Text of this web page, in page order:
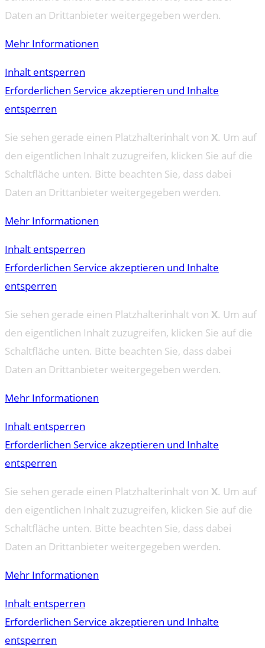
Daten an Drittanbieter weitergegeben werden.
Mehr Informationen
Inhalt entsperren
Erforderlichen Service akzeptieren und Inhalte
entsperren
Sie sehen gerade einen Platzhalterinhalt von X. Um auf
den eigentlichen Inhalt zuzugreifen, klicken Sie auf die
Schaltfläche unten. Bitte beachten Sie, dass dabei
Daten an Drittanbieter weitergegeben werden.
Mehr Informationen
Inhalt entsperren
Erforderlichen Service akzeptieren und Inhalte
entsperren
Sie sehen gerade einen Platzhalterinhalt von X. Um auf
den eigentlichen Inhalt zuzugreifen, klicken Sie auf die
Schaltfläche unten. Bitte beachten Sie, dass dabei
Daten an Drittanbieter weitergegeben werden.
Mehr Informationen
Inhalt entsperren
Erforderlichen Service akzeptieren und Inhalte
entsperren
Sie sehen gerade einen Platzhalterinhalt von X. Um auf
den eigentlichen Inhalt zuzugreifen, klicken Sie auf die
Schaltfläche unten. Bitte beachten Sie, dass dabei
Daten an Drittanbieter weitergegeben werden.
Mehr Informationen
Inhalt entsperren
Erforderlichen Service akzeptieren und Inhalte
entsperren